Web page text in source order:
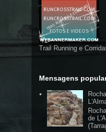
Trail Running e
Mensagens
de